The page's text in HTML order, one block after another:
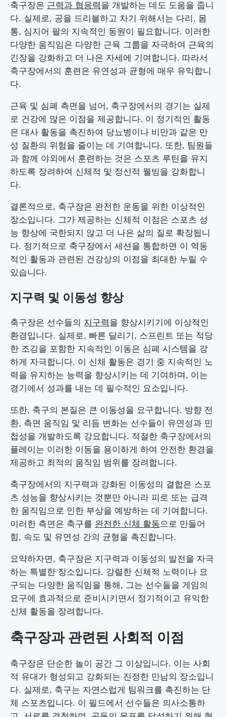
축구장은 근력과 협응력을 개발하는 데도 도움을 줍니
다. 실제로, 공을 드리블하고 차기 위해서는 다리, 몸
통, 심지어 팔의 지속적인 동원이 필요합니다. 이러한
다양한 움직임은 다양한 근육 그룹을 자극하여 근육의
긴장을 강화하고 더 나은 자세에 기여합니다. 따라서
축구장에서의 훈련은 유연성과 균형에 매우 유익합니
다.
근육 및 심폐 측면을 넘어, 축구장에서의 경기는 실제
로 건강에 많은 이점을 제공합니다. 이 정기적인 활동
은 대사 활동을 촉진하여 당뇨병이나 비만과 같은 만
성 질환의 위험을 줄이는 데 기여합니다. 또한, 팀원들
과 함께 야외에서 훈련하는 것은 스포츠 루틴을 유지
하도록 장려하여 신체적 및 정신적 웰빙을 강화합니
다.
결론적으로, 축구장은 완전한 운동을 위한 이상적인
장소입니다. 그가 제공하는 신체적 이점은 스포츠 성
능 향상에 국한되지 않고 더 나은 삶의 질로 확장됩니
다. 정기적으로 축구장에서 세션을 통합하면 이 역동
적인 활동과 관련된 건강상의 이점을 최대한 누릴 수
있습니다.
지구력 및 이동성 향상
축구장은 선수들의 지구력을 향상시키기에 이상적인
환경입니다. 실제로, 빠른 달리기, 스프린트 또는 적당
한 조깅을 포함한 지속적인 이동은 심폐 시스템을 강
하게 자극합니다. 이 신체 활동은 경기 중 지속적인 노
력을 유지하는 능력을 향상시키는 데 기여하며, 이는
경기에서 성과를 내는 데 필수적인 요소입니다.
또한, 축구의 본질은 큰 이동성을 요구합니다. 방향 전
환, 측면 움직임 및 리듬 변화는 선수들이 유연성과 민
첩성을 개발하도록 강요합니다. 적절한 축구장에서의
플레이는 이러한 이동을 용이하게 하여 안전한 환경을
제공하고 최적의 움직임 범위를 장려합니다.
축구장에서의 지구력과 강화된 이동성의 결합은 스포
츠 성능을 향상시키는 것뿐만 아니라 피로 또는 급격
한 움직임으로 인한 부상을 예방하는 데 기여합니다.
이러한 측면은 축구를 완전한 신체 활동으로 만들어
힘, 속도 및 유연성 간의 균형을 촉진합니다.
요약하자면, 축구장은 지구력과 이동성의 발전을 자극
하는 특별한 장소입니다. 강렬한 신체적 노력이나 요
구되는 다양한 움직임을 통해, 그는 선수들을 게임의
요구에 효과적으로 준비시키면서 정기적이고 유익한
신체 활동을 장려합니다.
축구장과 관련된 사회적 이점
축구장은 단순한 놀이 공간 그 이상입니다. 이는 사회
적 유대가 형성되고 강화되는 진정한 만남의 장소입니
다. 실제로, 축구는 자연스럽게 팀워크를 촉진하는 단
체 스포츠입니다. 이 필드에서 선수들은 의사소통하